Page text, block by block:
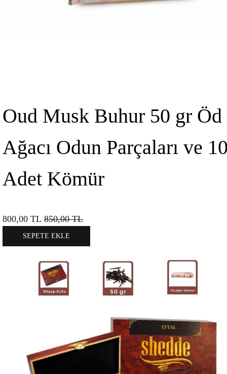
Oud Musk Buhur 50 gr Öd
Ağacı Odun Parçaları ve
Adet Kömür
800,00 TL 850,00TL
SEPETE EKLE